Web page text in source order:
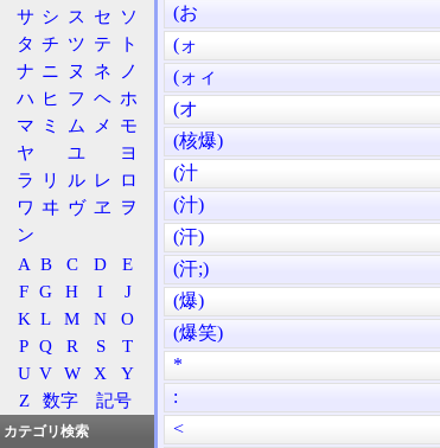
(お
(ォ
(ォィ
(オ
(核爆)
(汁
(汁)
(汗)
(汗;)
(爆)
(爆笑)
*
:
<
サ シ ス セ ソ
タ チ ツ テ
ト
ナ ニ ヌ ネ
ノ
ハ ヒ フ ヘ ホ
マ ミ ム メ
モ
ヤ
ユ
ヨ
ラ
リ ル レ ロ
ワ ヰ ヴ ヱ
ヲ
ン
A B C D
E
F G H I
J
K L M N
O
P Q R S
T
U V W X
Y
Z
数字 記号
カテゴリ検索